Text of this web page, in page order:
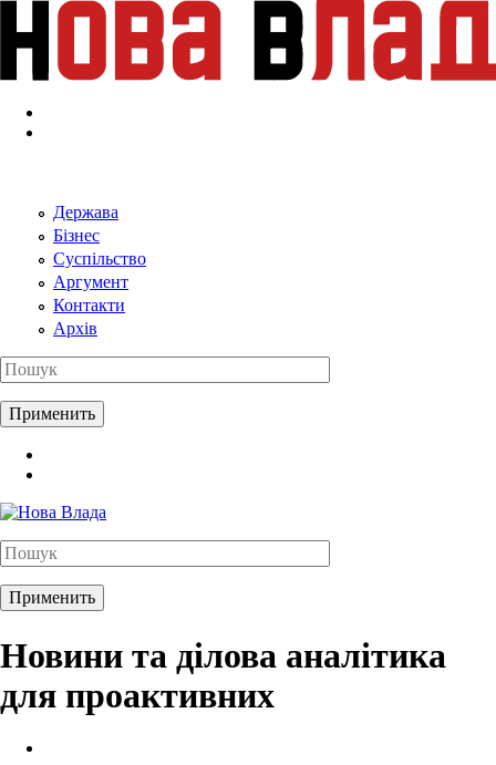
Перейти к основному содержанию
Держава
Бізнес
Суспільство
Аргумент
Контакти
Архів
Новини та ділова аналітика
для проактивних